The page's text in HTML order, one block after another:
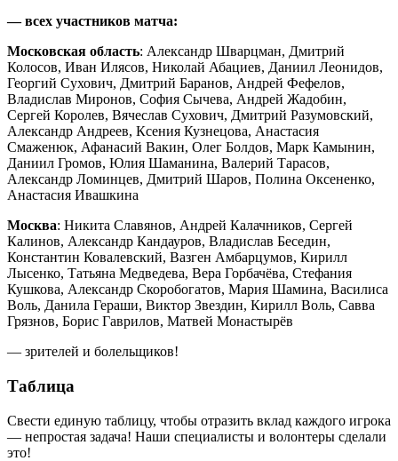
— всех участников матча:
Московская область: Александр Шварцман, Дмитрий
Колосов, Иван Илясов, Николай Абациев, Даниил Леонидов,
Георгий Сухович, Дмитрий Баранов, Андрей Фефелов,
Владислав Миронов, София Сычева, Андрей Жадобин,
Сергей Королев, Вячеслав Сухович, Дмитрий Разумовский,
Александр Андреев, Ксения Кузнецова, Анастасия
Смаженюк, Афанасий Вакин, Олег Болдов, Марк Камынин,
Даниил Громов, Юлия Шаманина, Валерий Тарасов,
Александр Ломинцев, Дмитрий Шаров, Полина Оксененко,
Анастасия Ивашкина
Москва: Никита Славянов, Андрей Калачников, Сергей
Калинов, Александр Кандауров, Владислав Беседин,
Константин Ковалевский, Вазген Амбарцумов, Кирилл
Лысенко, Татьяна Медведева, Вера Горбачёва, Стефания
Кушкова, Александр Скоробогатов, Мария Шамина, Василиса
Воль, Данила Гераши, Виктор Звездин, Кирилл Воль, Савва
Грязнов, Борис Гаврилов, Матвей Монастырёв
— зрителей и болельщиков!
Таблица
Свести единую таблицу, чтобы отразить вклад каждого игрока
— непростая задача! Наши специалисты и волонтеры сделали
это!